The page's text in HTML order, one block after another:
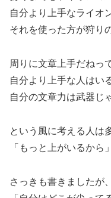
自分より上手なライオ
それを使った方が狩り
周りに文章上手だねっ
自分より上手な人はい
自分の文章力は武器じ
という風に考える人は
「もっと上がいるから
さっきも書きましたが